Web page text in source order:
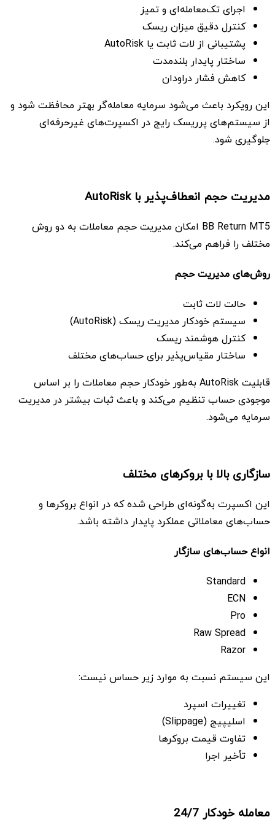
اجرای تک‌معامله‌ای و تمیز
کنترل دقیق میزان ریسک
پشتیبانی از لات ثابت یا AutoRisk
ساختار پایدار بلندمدت
کاهش فشار دراودان
این رویکرد باعث می‌شود سرمایه معامله‌گر بهتر محافظت شود و
از سیستم‌های پرریسک رایج در اکسپرت‌های غیرحرفه‌ای
جلوگیری شود.
مدیریت حجم انعطاف‌پذیر با AutoRisk
BB Return MT5 امکان مدیریت حجم معاملات به دو روش
مختلف را فراهم می‌کند.
روش‌های مدیریت حجم
حالت لات ثابت
سیستم خودکار مدیریت ریسک (AutoRisk)
کنترل هوشمند ریسک
ساختار مقیاس‌پذیر برای حساب‌های مختلف
قابلیت AutoRisk به‌طور خودکار حجم معاملات را بر اساس
موجودی حساب تنظیم می‌کند و باعث ثبات بیشتر در مدیریت
سرمایه می‌شود.
سازگاری بالا با بروکرهای مختلف
این اکسپرت به‌گونه‌ای طراحی شده که در انواع بروکرها و
حساب‌های معاملاتی عملکرد پایدار داشته باشد.
انواع حساب‌های سازگار
Standard
ECN
Pro
Raw Spread
Razor
این سیستم نسبت به موارد زیر حساس نیست:
تغییرات اسپرد
اسلیپیج (Slippage)
تفاوت قیمت بروکرها
تأخیر اجرا
معامله خودکار 24/7